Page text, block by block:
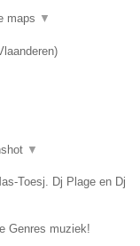
maps ▼
)
▼
Toesj. Dj Plage en Dj
Genres muziek!